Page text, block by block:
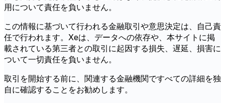
用について責任を負いません。
この情報に基づいて行われる金融取引や意思決定は、自己責
任で行われます。Xeは、データへの依存や、本サイトに掲
載されている第三者との取引に起因する損失、遅延、損害に
ついて一切責任を負いません。
取引を開始する前に、関連する金融機関ですべての詳細を独
自に確認することをお勧めします。